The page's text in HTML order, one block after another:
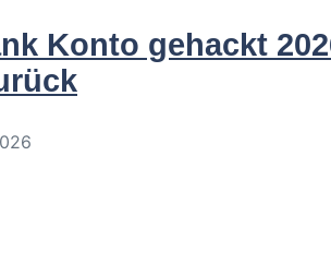
Konto gehackt